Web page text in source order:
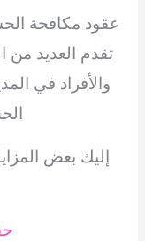
عقود مكافحة
تقدم العديد من
والأفراد في
إليك بعض